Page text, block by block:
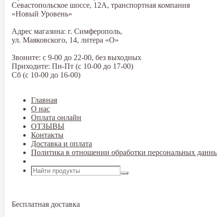
Севастопольское шоссе, 12А, транспортная компания
«Новый Уровень»
Адрес магазина: г. Симферополь,
ул. Маяковского, 14, литера «О»
Звоните: с 9-00 до 22-00, без выходных
Приходите: Пн-Пт (с 10-00 до 17-00)
Сб (с 10-00 до 16-00)
Главная
О нас
Оплата онлайн
ОТЗЫВЫ
Контакты
Доставка и оплата
Политика в отношении обработки персональных
Бесплатная доставка